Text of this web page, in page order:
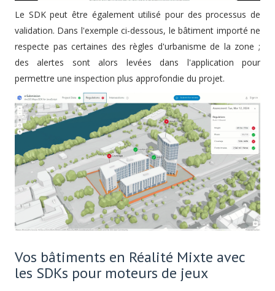
Le SDK peut être également utilisé pour des processus de
validation. Dans l'exemple ci-dessous, le bâtiment importé ne
respecte pas certaines des règles d'urbanisme de la zone ;
des alertes sont alors levées dans l'application pour
permettre une inspection plus approfondie du projet.
Vos bâtiments en Réalité Mixte avec
les SDKs pour moteurs de jeux